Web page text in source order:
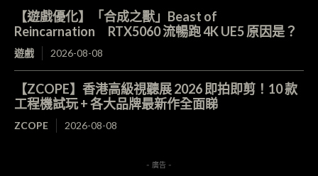
【遊戲優化】「合成之獸」Beast of
Reincarnation RTX5060 流暢跑 4K UE5 原因是？
遊戲 2026-08-08
【ZCOPE】香港高級視聽展 2026 即拍即剪！10 款
工程機試玩 + 各大品牌最新作全面睇
ZCOPE 2026-08-08
- 廣告 -